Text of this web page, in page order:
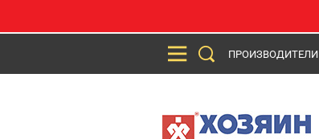
ПРОИЗВОДИТЕЛИ